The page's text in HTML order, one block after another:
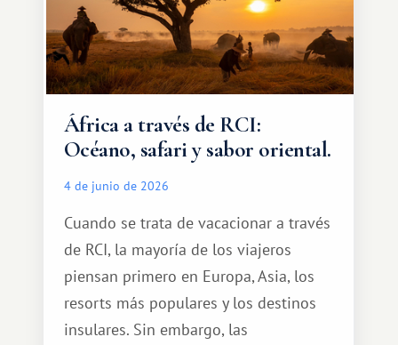
África a través de RCI:
Océano, safari y sabor oriental.
4 de junio de 2026
Cuando se trata de vacacionar a través
de RCI, la mayoría de los viajeros
piensan primero en Europa, Asia, los
resorts más populares y los destinos
insulares. Sin embargo, las